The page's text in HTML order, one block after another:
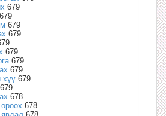
679
679
679
679
679
679
679
хүү 679
679
678
678